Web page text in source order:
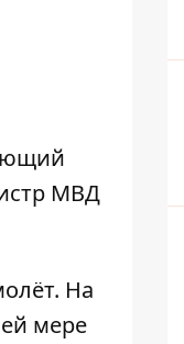
МВД
На
мере